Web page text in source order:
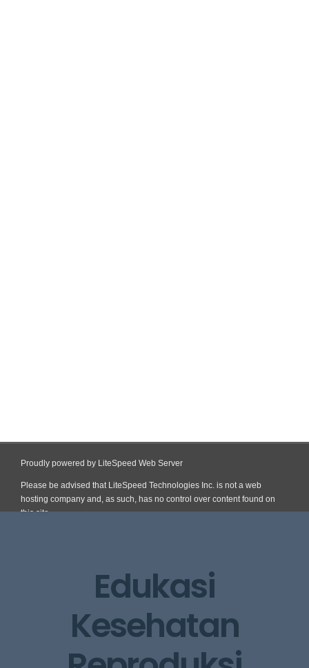
Proudly powered by LiteSpeed Web Server
Please be advised that LiteSpeed Technologies Inc. is not a web
hosting company and, as such, has no control over content found on
this site.
Edukasi
Kesehatan